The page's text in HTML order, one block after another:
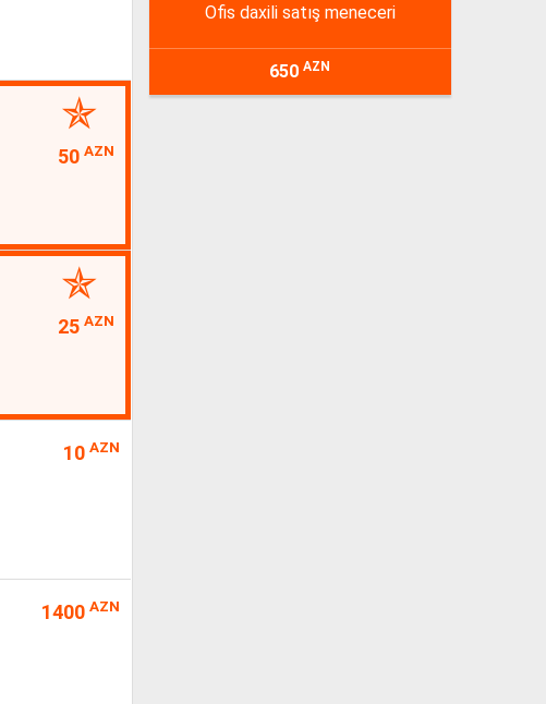
ofis daxili satış meneceri
650AZN
50 AZN
25 AZN
10 AZN
1400 AZN